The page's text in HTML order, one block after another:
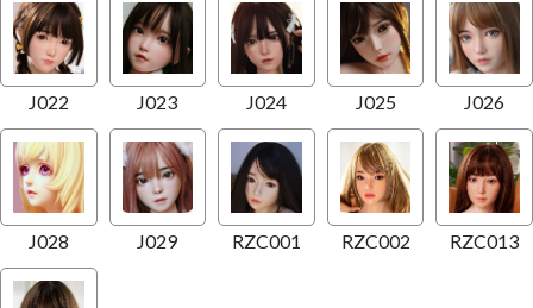
J022 J023 J024 J025 J026
J028 J029 RZC001 RZC002 RZC013